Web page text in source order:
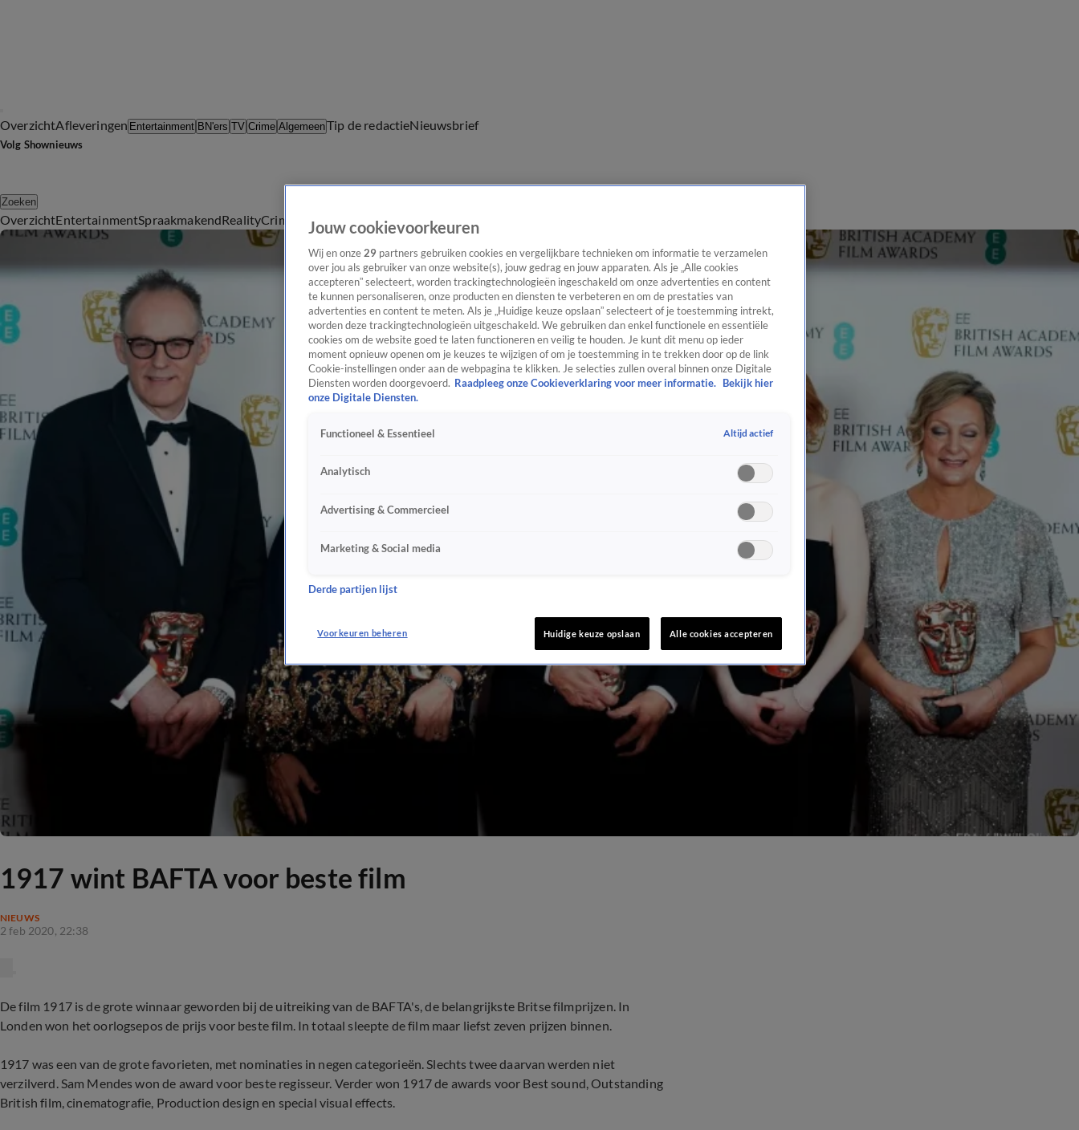
OverzichtAfleveringen Entertainment BN'ers TV Crime AlgemeenTip de redactieNieuwsbrief
Volg Shownieuws
Zoeken
OverzichtEntertainmentSpraakmakendRealityCrime Video's Afleveringen
1917 wint BAFTA voor beste film
NIEUWS
2 feb 2020, 22:38
De film 1917 is de grote winnaar geworden bij de uitreiking van de BAFTA's, de belangrijkste Britse filmprijzen. In
Londen won het oorlogsepos de prijs voor beste film. In totaal sleepte de film maar liefst zeven prijzen binnen.
1917 was een van de grote favorieten, met nominaties in negen categorieën. Slechts twee daarvan werden niet
verzilverd. Sam Mendes won de award voor beste regisseur. Verder won 1917 de awards voor Best sound, Outstanding
British film, cinematografie, Production design en special visual effects.
Jouw cookievoorkeuren
Wij en onze 29 partners gebruiken cookies en vergelijkbare technieken om informatie te verzamelen
over jou als gebruiker van onze website(s), jouw gedrag en jouw apparaten. Als je „Alle cookies
accepteren” selecteert, worden trackingtechnologieën ingeschakeld om onze advertenties en content
te kunnen personaliseren, onze producten en diensten te verbeteren en om de prestaties van
advertenties en content te meten. Als je „Huidige keuze opslaan” selecteert of je toestemming intrekt,
worden deze trackingtechnologieën uitgeschakeld. We gebruiken dan enkel functionele en essentiële
cookies om de website goed te laten functioneren en veilig te houden. Je kunt dit menu op ieder
moment opnieuw openen om je keuzes te wijzigen of om je toestemming in te trekken door op de link
Cookie-instellingen onder aan de webpagina te klikken. Je selecties zullen overal binnen onze Digitale
Diensten worden doorgevoerd. Raadpleeg onze Cookieverklaring voor meer informatie.
Bekijk hier
onze Digitale Diensten.
Functioneel & Essentieel Altijd actief
Analytisch
Advertising & Commercieel
Marketing & Social media
Derde partijen lijst
Voorkeuren beheren Huidige keuze opslaan Alle cookies accepteren